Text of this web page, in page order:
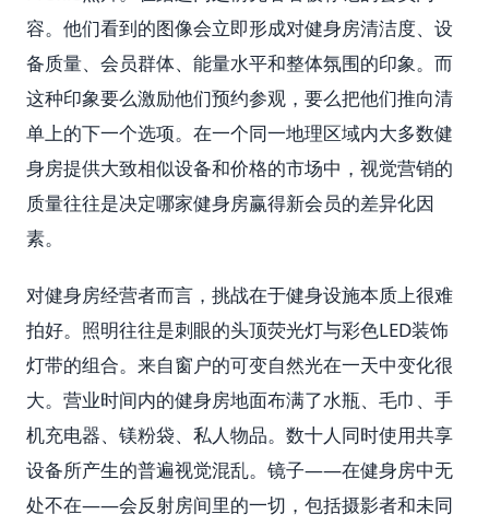
容。他们看到的图像会立即形成对健身房清洁度、设
备质量、会员群体、能量水平和整体氛围的印象。而
这种印象要么激励他们预约参观，要么把他们推向清
单上的下一个选项。在一个同一地理区域内大多数健
身房提供大致相似设备和价格的市场中，视觉营销的
质量往往是决定哪家健身房赢得新会员的差异化因
素。
对健身房经营者而言，挑战在于健身设施本质上很难
拍好。照明往往是刺眼的头顶荧光灯与彩色LED装饰
灯带的组合。来自窗户的可变自然光在一天中变化很
大。营业时间内的健身房地面布满了水瓶、毛巾、手
机充电器、镁粉袋、私人物品。数十人同时使用共享
设备所产生的普遍视觉混乱。镜子——在健身房中无
处不在——会反射房间里的一切，包括摄影者和未同